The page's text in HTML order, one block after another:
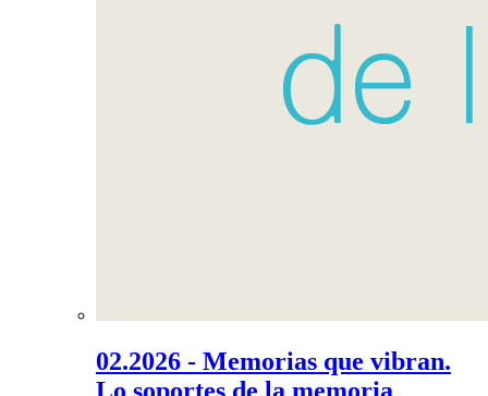
02.2026 - Memorias que vibran.
Lo soportes de la memoria